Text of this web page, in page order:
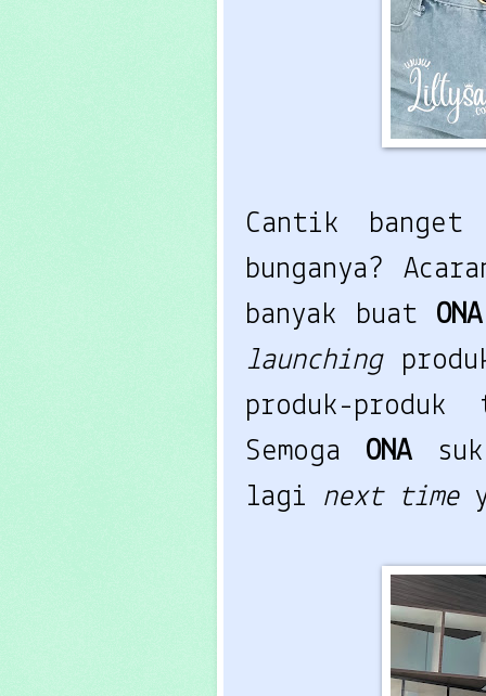
Cantik
bunganya?
banyak buat
launching
produk-
Semoga ONA
lagi next time